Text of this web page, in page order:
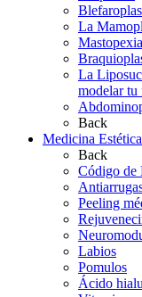
La
La
modelar tu
Back
Medicina Estética
Back
Código de
Peeling
Labios
Pomulos
Ácido